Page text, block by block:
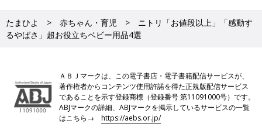
たまひよ 赤ちゃん・育児
ニトリ「お値段以上」「感動す
るやばさ」超お役立ちベビー用品4選
ＡＢＪマークは、この電子書店・電子書籍配信サービスが、
著作権者からコンテンツ使用許諾を得た正規版配信サービス
であることを示す登録商標（登録番号 第11091000号）です。
ABJマークの詳細、ABJマークを掲示しているサービスの一覧
はこちら→https://aebs.or.jp/